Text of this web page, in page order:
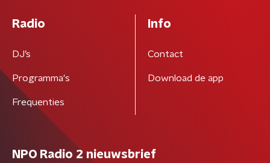
Radio
DJ’s
Programma's
Frequenties
Info
Contact
Download de app
NPO Radio 2 nieuwsbrief